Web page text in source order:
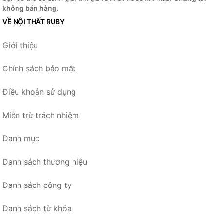
không bán hàng.
VỀ NỘI THẤT RUBY
Giới thiệu
Chính sách bảo mật
Điều khoản sử dụng
Miễn trừ trách nhiệm
Danh mục
Danh sách thương hiệu
Danh sách công ty
Danh sách từ khóa